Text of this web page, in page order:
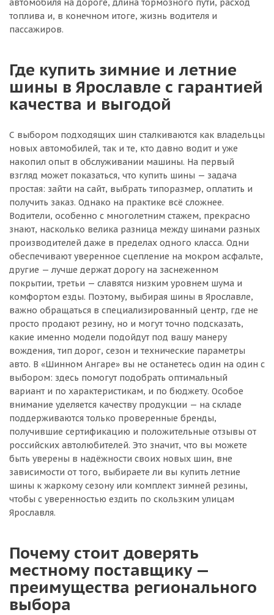
автомобиля на дороге, длина тормозного пути, расход
топлива и, в конечном итоге, жизнь водителя и
пассажиров.
Где купить зимние и летние
шины в Ярославле с гарантией
качества и выгодой
С выбором подходящих шин сталкиваются как владельцы
новых автомобилей, так и те, кто давно водит и уже
накопил опыт в обслуживании машины. На первый
взгляд может показаться, что купить шины — задача
простая: зайти на сайт, выбрать типоразмер, оплатить и
получить заказ. Однако на практике всё сложнее.
Водители, особенно с многолетним стажем, прекрасно
знают, насколько велика разница между шинами разных
производителей даже в пределах одного класса. Одни
обеспечивают уверенное сцепление на мокром асфальте,
другие — лучше держат дорогу на заснеженном
покрытии, третьи — славятся низким уровнем шума и
комфортом езды. Поэтому, выбирая шины в Ярославле,
важно обращаться в специализированный центр, где не
просто продают резину, но и могут точно подсказать,
какие именно модели подойдут под вашу манеру
вождения, тип дорог, сезон и технические параметры
авто. В «Шинном Ангаре» вы не останетесь один на один с
выбором: здесь помогут подобрать оптимальный
вариант и по характеристикам, и по бюджету. Особое
внимание уделяется качеству продукции — на складе
поддерживаются только проверенные бренды,
получившие сертификацию и положительные отзывы от
российских автолюбителей. Это значит, что вы можете
быть уверены в надёжности своих новых шин, вне
зависимости от того, выбираете ли вы купить летние
шины к жаркому сезону или комплект зимней резины,
чтобы с уверенностью ездить по скользким улицам
Ярославля.
Почему стоит доверять
местному поставщику —
преимущества регионального
выбора